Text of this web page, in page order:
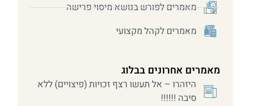
מאמרים לפורש בנושא מיסוי פרישה
מאמרים לקהל מקצועי
מאמרים אחרונים בבלוג
היזהרו – אל תעשו רצף זכויות (פיצויים) ללא
סיבה !!!!!!